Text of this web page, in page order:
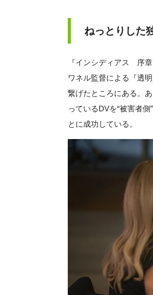
ねっとりした
『インシディアス 序
ワネル監督による『透
繋げたところにある。
っているDVを“被害者
とに成功している。